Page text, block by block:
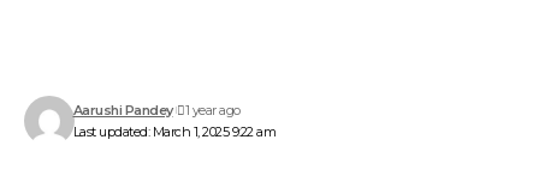
Last updated: March 1, 2025 9:22 am
Aarushi Pandey 1 year ago